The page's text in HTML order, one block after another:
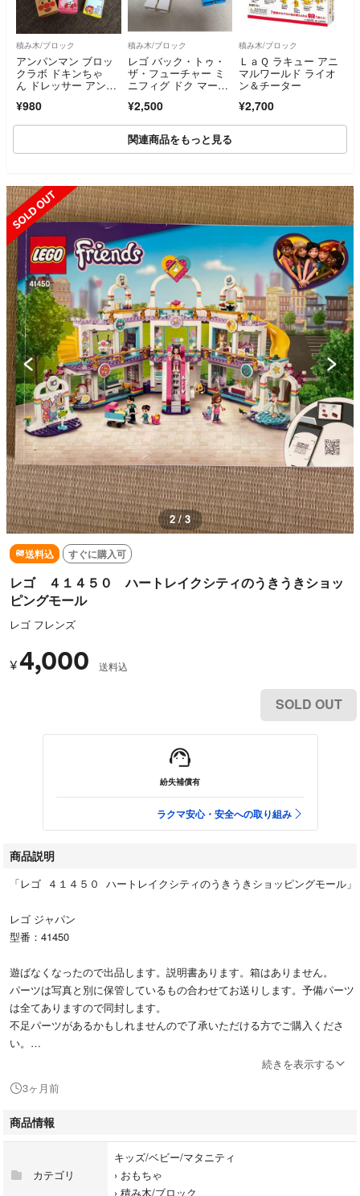
積み木/ブロック
アンパンマン ブロッ
クラボ ドキンちゃ
ん ドレッサー アンパ
¥980
積み木/ブロック
レゴ バック・トゥ・
ザ・フューチャー ミ
ニフィグ ドク マーテ
¥2,500
積み木/ブロック
ＬａＱ ラキュー アニ
マルワールド ライオ
ン＆チーター
¥2,700
関連商品をもっと見る
SOLD OUT
2 / 3
送料込 すぐに購入可
レゴ ４１４５０ ハートレイクシティのうきうきショッ
ピングモール
レゴ フレンズ
¥4,000 送料込
SOLD OUT
紛失補償有
ラクマ安心・安全への取り組み
商品説明
「レゴ ４１４５０ ハートレイクシティのうきうきショッピングモール」
レゴ ジャパン
型番：41450
遊ばなくなったので出品します。説明書あります。箱はありません。
パーツは写真と別に保管しているもの合わせてお送りします。予備パーツ
は全てありますので同封します。
不足パーツがあるかもしれませんので了承いただける方でご購入くださ
い。
#41450
#キッズ/ベビー/マタニティ
#おもちゃ
続きを表示する
3ヶ月前
商品情報
カテゴリ
キッズ/ベビー/マタニティ
› おもちゃ
› 積み木/ブロック